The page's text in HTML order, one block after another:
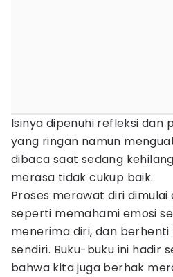
Isinya dipenuhi refleksi dan
yang ringan namun
dibaca saat sedang
merasa tidak cukup baik.
Proses merawat diri dimulai
seperti memahami emosi
menerima diri, dan
sendiri. Buku-buku ini hadir
bahwa kita juga berhak